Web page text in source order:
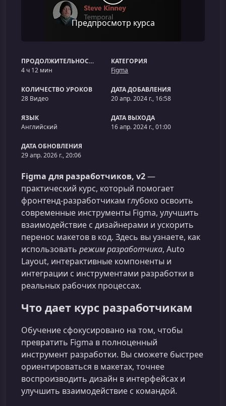
Предпросмотр курса
ПРОДОЛЖИТЕЛЬНОСТЬ
4 ч 12 мин
КАТЕГОРИЯ
Figma
КОЛИЧЕСТВО УРОКОВ
28 Видео
ДАТА ДОБАВЛЕНИЯ
20 апр. 2024 г., 16:58
ЯЗЫК
Английский
ДАТА ВЫХОДА
16 апр. 2024 г., 01:00
ДАТА ОБНОВЛЕНИЯ
29 апр. 2026 г., 20:06
Figma для разработчиков, v2—
практический курс, который помогает
фронтенд‑разработчикам глубоко освоить
современные инструменты Figma, улучшить
взаимодействие с дизайнерами и ускорить
перенос макетов в код. Здесь вы узнаете, как
использовать режим разработчика, Auto
Layout, интерактивные компоненты и
интеграции с инструментами разработки в
реальных рабочих процессах.
Что дает курс разработчикам
Обучение сфокусировано на том, чтобы
превратить Figma в полноценный
инструмент разработки. Вы сможете быстрее
ориентироваться в макетах, точнее
воспроизводить дизайн в интерфейсах и
улучшить взаимодействие с командой.